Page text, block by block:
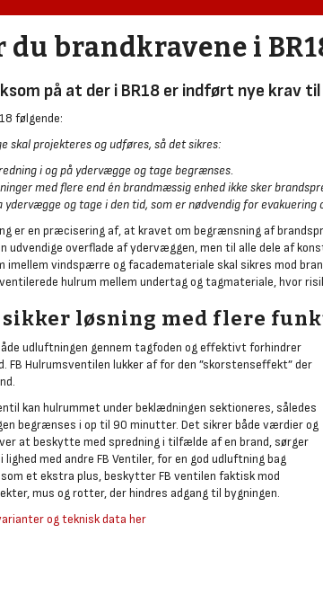
du brandkravene i
på at der i BR18 er indført nye krav
følgende:
skal projekteres og udføres, så det sikres:
i og på ydervægge og tage begrænses.
med flere end én brandmæssig enhed ikke sker
ydervægge og tage i den tid, som er nødvendig for evakuering
er en præcisering af, at kravet om begrænsning af
udvendige overflade af ydervæggen, men til alle dele af
imellem vindspærre og facademateriale skal sikres mod
hulrum mellem undertag og tagmateriale, hvor
sikker løsning med flere
udluftningen gennem tagfoden og effektivt forhindrer
FB Hulrumsventilen lukker af for den ”skorstenseffekt” der
kan hulrummet under beklædningen sektioneres, således
begrænses i op til 90 minutter. Det sikrer både værdier og
at beskytte med spredning i tilfælde af en brand, sørger
lighed med andre FB Ventiler, for en god udluftning bag
et ekstra plus, beskytter FB ventilen faktisk mod
mus og rotter, der hindres adgang til bygningen.
og teknisk data her